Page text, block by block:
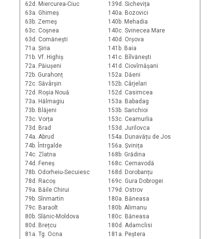
62d. Miercurea-Ciuc
63a. Ghimeș
63b. Zemeș
63c. Coșnea
63d. Comănești
71a. Șiria
71b. Vf. Highiș
72a. Păiușeni
72b. Gurahonț
72c. Săvârșin
72d. Roșia Nouă
73a. Hălmagiu
73b. Blăjeni
73c. Vorța
73d. Brad
74a. Abrud
74b. Întrgalde
74c. Zlatna
74d. Feneș
78b. Odorheiu-Secuiesc
78d. Racoș
79a. Băile Chirui
79b. Sînmartin
79c. Baraolt
80b. Slănic-Moldova
80d. Brețcu
81a. Tg. Ocna
139d. Sichevița
140a. Bozovici
140b. Mehadia
140c. Svinecea Mare
140d. Orșova
141b. Baia
141c. Bîlvănești
141d. Ciovîrnășani
152a. Dăeni
152b. Cârjelari
152d. Casimcea
153a. Babadag
153b. Sarichioi
153c. Ceamurlia
153d. Jurilovca
154a. Dunavățu de Jos
156a. Șvinița
168b. Grădina
168c. Cernavodă
168d. Dorobanțu
169c. Gura Dobrogei
179d. Ostrov
180a. Băneasa
180b. Alimanu
180c. Băneasa
180d. Adamclisi
181a. Peștera